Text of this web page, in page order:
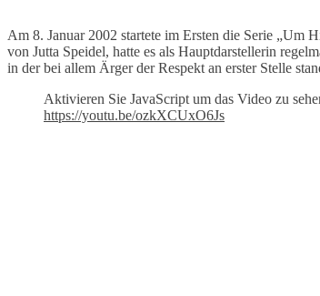
Am 8. Januar 2002 startete im Ersten die Serie „Um
von Jutta Speidel, hatte es als Hauptdarstellerin
in der bei allem Ärger der Respekt an erster Stelle
Aktivieren Sie JavaScript um das Video zu
https://youtu.be/ozkXCUxO6Js